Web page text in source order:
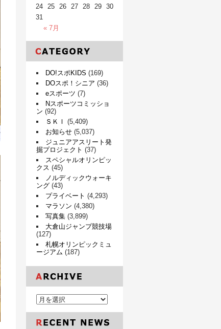
« 7月
24 25 26 27 28 29
30
31
DO!スポKIDS (169)
DOスポ！シニア (36)
eスポーツ (7)
Nスポーツコミッショ
ン (92)
ＳＫＩ
(5,409)
お知らせ (5,037)
ジュニアアスリート発
掘プロジェクト (37)
スペシャルオリンピッ
クス (45)
ノルディックウォーキ
ング (43)
プライベート (4,293)
マラソン (4,380)
写真集 (3,899)
大倉山ジャンプ競技場
(127)
札幌オリンピックミュ
ージアム (187)